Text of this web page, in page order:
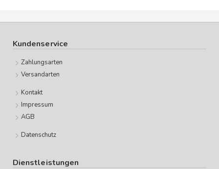
Kundenservice
Zahlungsarten
Versandarten
Kontakt
Impressum
AGB
Datenschutz
Dienstleistungen